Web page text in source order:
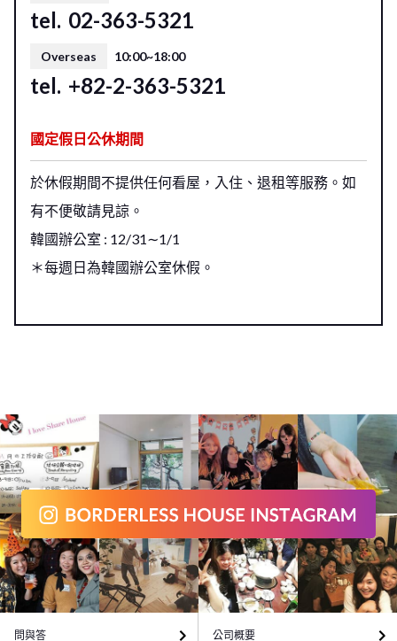
tel. 02-363-5321
Overseas 10:00~18:00
tel. +82-2-363-5321
國定假日公休期間
於休假期間不提供任何看屋，入住、退租等服務。如
有不便敬請見諒。
韓國辦公室 : 12/31∼1/1
＊每週日為韓國辦公室休假。
問與答 公司概要